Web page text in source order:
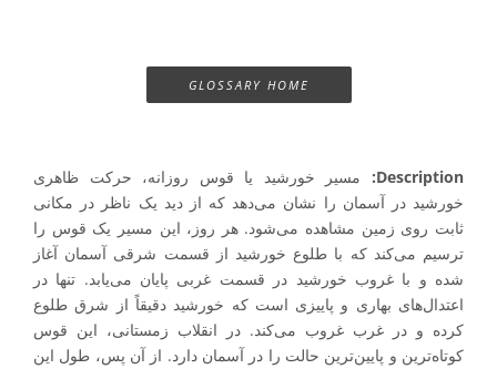
GLOSSARY HOME
Description:
مسیر خورشید یا قوس روزانه، حرکت ظاهری
خورشید در آسمان را نشان می‌دهد که از دید یک ناظر در مکانی
ثابت روی زمین مشاهده می‌شود. هر روز، این مسیر یک قوس را
ترسیم می‌کند که با طلوع خورشید از قسمت شرقی آسمان آغاز
شده و با غروب خورشید در قسمت غربی پایان می‌یابد. تنها در
اعتدال‌های بهاری و پاییزی است که خورشید دقیقاً از شرق طلوع
کرده و در غرب غروب می‌کند. در انقلاب زمستانی، این قوس
کوتاه‌ترین و پایین‌ترین حالت را در آسمان دارد. از آن پس، طول این